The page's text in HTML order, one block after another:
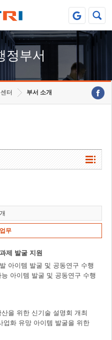
정부서
터 부서 소개
무
제 발굴 지원
아이템 발굴 및 공동연구 수행
아이템 발굴 및 공동연구 수행
을 위한 신기술 설명회 개최
업화 유망 아이템 발굴을 위한